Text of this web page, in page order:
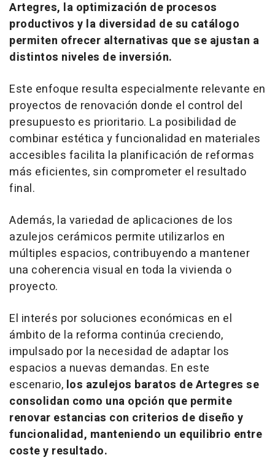
Artegres, la optimización de procesos
productivos y la diversidad de su catálogo
permiten ofrecer alternativas que se ajustan a
distintos niveles de inversión.
Este enfoque resulta especialmente relevante en
proyectos de renovación donde el control del
presupuesto es prioritario. La posibilidad de
combinar estética y funcionalidad en materiales
accesibles facilita la planificación de reformas
más eficientes, sin comprometer el resultado
final.
Además, la variedad de aplicaciones de los
azulejos cerámicos permite utilizarlos en
múltiples espacios, contribuyendo a mantener
una coherencia visual en toda la vivienda o
proyecto.
El interés por soluciones económicas en el
ámbito de la reforma continúa creciendo,
impulsado por la necesidad de adaptar los
espacios a nuevas demandas. En este
escenario, los azulejos baratos de Artegres se
consolidan como una opción que permite
renovar estancias con criterios de diseño y
funcionalidad, manteniendo un equilibrio entre
coste y resultado.